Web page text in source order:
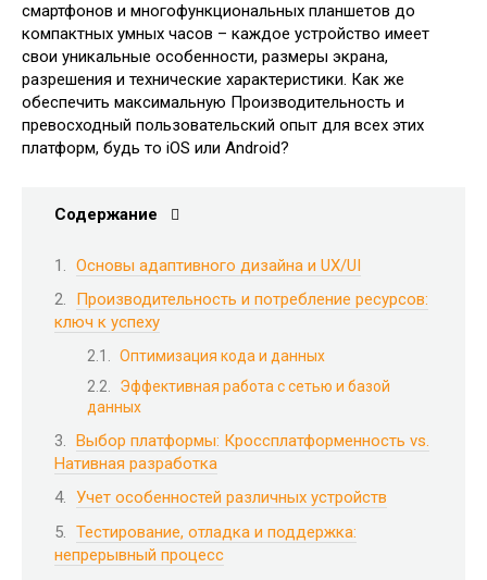
смартфонов и многофункциональных планшетов до
компактных умных часов – каждое устройство имеет
свои уникальные особенности, размеры экрана,
разрешения и технические характеристики. Как же
обеспечить максимальную Производительность и
превосходный пользовательский опыт для всех этих
платформ, будь то iOS или Android?
Содержание
Основы адаптивного дизайна и UX/UI
Производительность и потребление ресурсов:
ключ к успеху
Оптимизация кода и данных
Эффективная работа с сетью и базой
данных
Выбор платформы: Кроссплатформенность vs.
Нативная разработка
Учет особенностей различных устройств
Тестирование, отладка и поддержка:
непрерывный процесс